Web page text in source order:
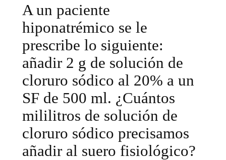
A un paciente
hiponatrémico se le
prescribe lo siguiente:
añadir 2 g de solución de
cloruro sódico al 20% a un
SF de 500 ml. ¿Cuántos
mililitros de solución de
cloruro sódico precisamos
añadir al suero fisiológico?